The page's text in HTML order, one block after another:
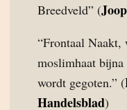
Breedveld” (
“Frontaal Naakt,
moslimhaat
wordt gegoten.” (
Handelsblad)